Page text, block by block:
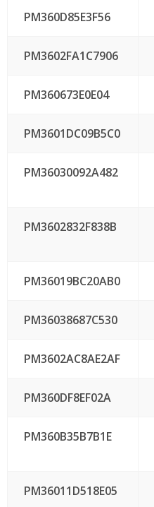
PM360D85E3F56
PM3602FA1C7906
PM360673E0E04
PM3601DC09B5C0
PM36030092A482
PM3602832F838B
PM36019BC20AB0
PM36038687C530
PM3602AC8AE2AF
PM360DF8EF02A
PM360B35B7B1E
PM36011D518E05